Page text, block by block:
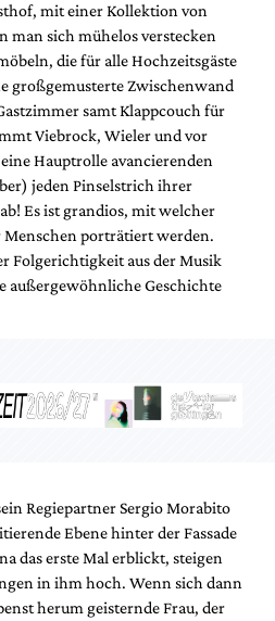
mit einer Kollektion von
man sich mühelos verstecken
die für alle Hochzeitsgäste
großgemusterte Zwischenwand
samt Klappcouch für
Viebrock, Wieler und vor
Hauptrolle avancierenden
jeden Pinselstrich ihrer
Es ist grandios, mit welcher
porträtiert werden.
Folgerichtigkeit aus der Musik
außergewöhnliche Geschichte
Regiepartner Sergio Morabito
Ebene hinter der Fassade
das erste Mal erblickt, steigen
in ihm hoch. Wenn sich dann
herum geisternde Frau, der